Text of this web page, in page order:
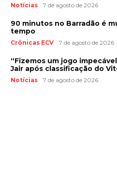
Notícias 7 de agosto de 2026
90 minutos no Barradão é
tempo
Crônicas ECV 7 de agosto de 2026
“Fizemos um jogo
Jair após classificação do
Notícias 7 de agosto de 2026